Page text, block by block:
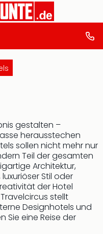
gestalten –
herausstechen
sollen nicht mehr nur
Teil der gesamten
Architektur,
Stil oder
der Hotel
stellt
Designhotels und
Sie eine Reise der